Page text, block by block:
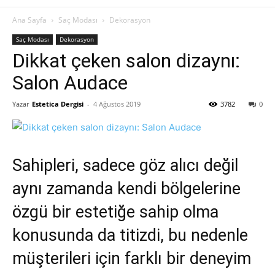
Ana Sayfa Saç Modası Dekorasyon
Saç Modası Dekorasyon
Dikkat çeken salon dizaynı:
Salon Audace
Yazar Estetica Dergisi - 4 Ağustos 2019 0
3782
Sahipleri, sadece göz alıcı değil
aynı zamanda kendi bölgelerine
özgü bir estetiğe sahip olma
konusunda da titizdi, bu nedenle
müşterileri için farklı bir deneyim